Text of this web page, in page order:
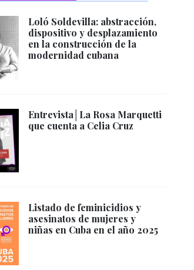
Loló Soldevilla: abstracción,
dispositivo y desplazamiento
en la construcción de la
modernidad cubana
Entrevista│La Rosa Marquetti
que cuenta a Celia Cruz
Listado de feminicidios y
asesinatos de mujeres y
niñas en Cuba en el año 2025